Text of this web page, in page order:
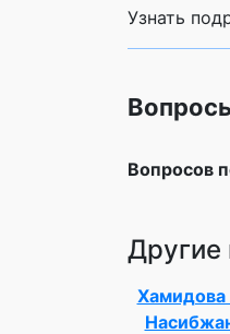
Узнать
Вопросов
Другие
Хамидова